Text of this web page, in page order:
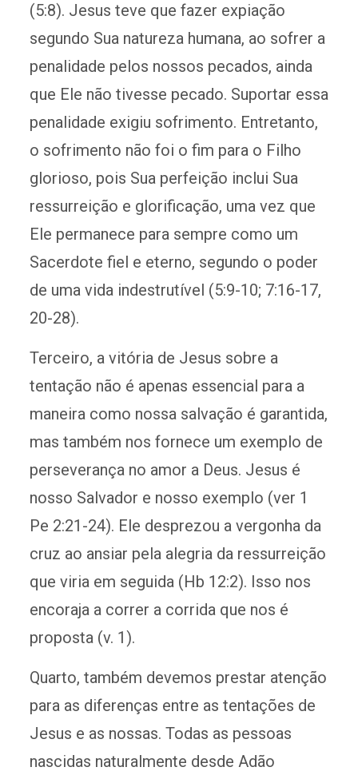
(5:8). Jesus teve que fazer expiação
segundo Sua natureza humana, ao sofrer a
penalidade pelos nossos pecados, ainda
que Ele não tivesse pecado. Suportar essa
penalidade exigiu sofrimento. Entretanto,
o sofrimento não foi o fim para o Filho
glorioso, pois Sua perfeição inclui Sua
ressurreição e glorificação, uma vez que
Ele permanece para sempre como um
Sacerdote fiel e eterno, segundo o poder
de uma vida indestrutível (5:9-10; 7:16-17,
20-28).
Terceiro, a vitória de Jesus sobre a
tentação não é apenas essencial para a
maneira como nossa salvação é garantida,
mas também nos fornece um exemplo de
perseverança no amor a Deus. Jesus é
nosso Salvador e nosso exemplo (ver 1
Pe 2:21-24). Ele desprezou a vergonha da
cruz ao ansiar pela alegria da ressurreição
que viria em seguida (Hb 12:2). Isso nos
encoraja a correr a corrida que nos é
proposta (v. 1).
Quarto, também devemos prestar atenção
para as diferenças entre as tentações de
Jesus e as nossas. Todas as pessoas
nascidas naturalmente desde Adão